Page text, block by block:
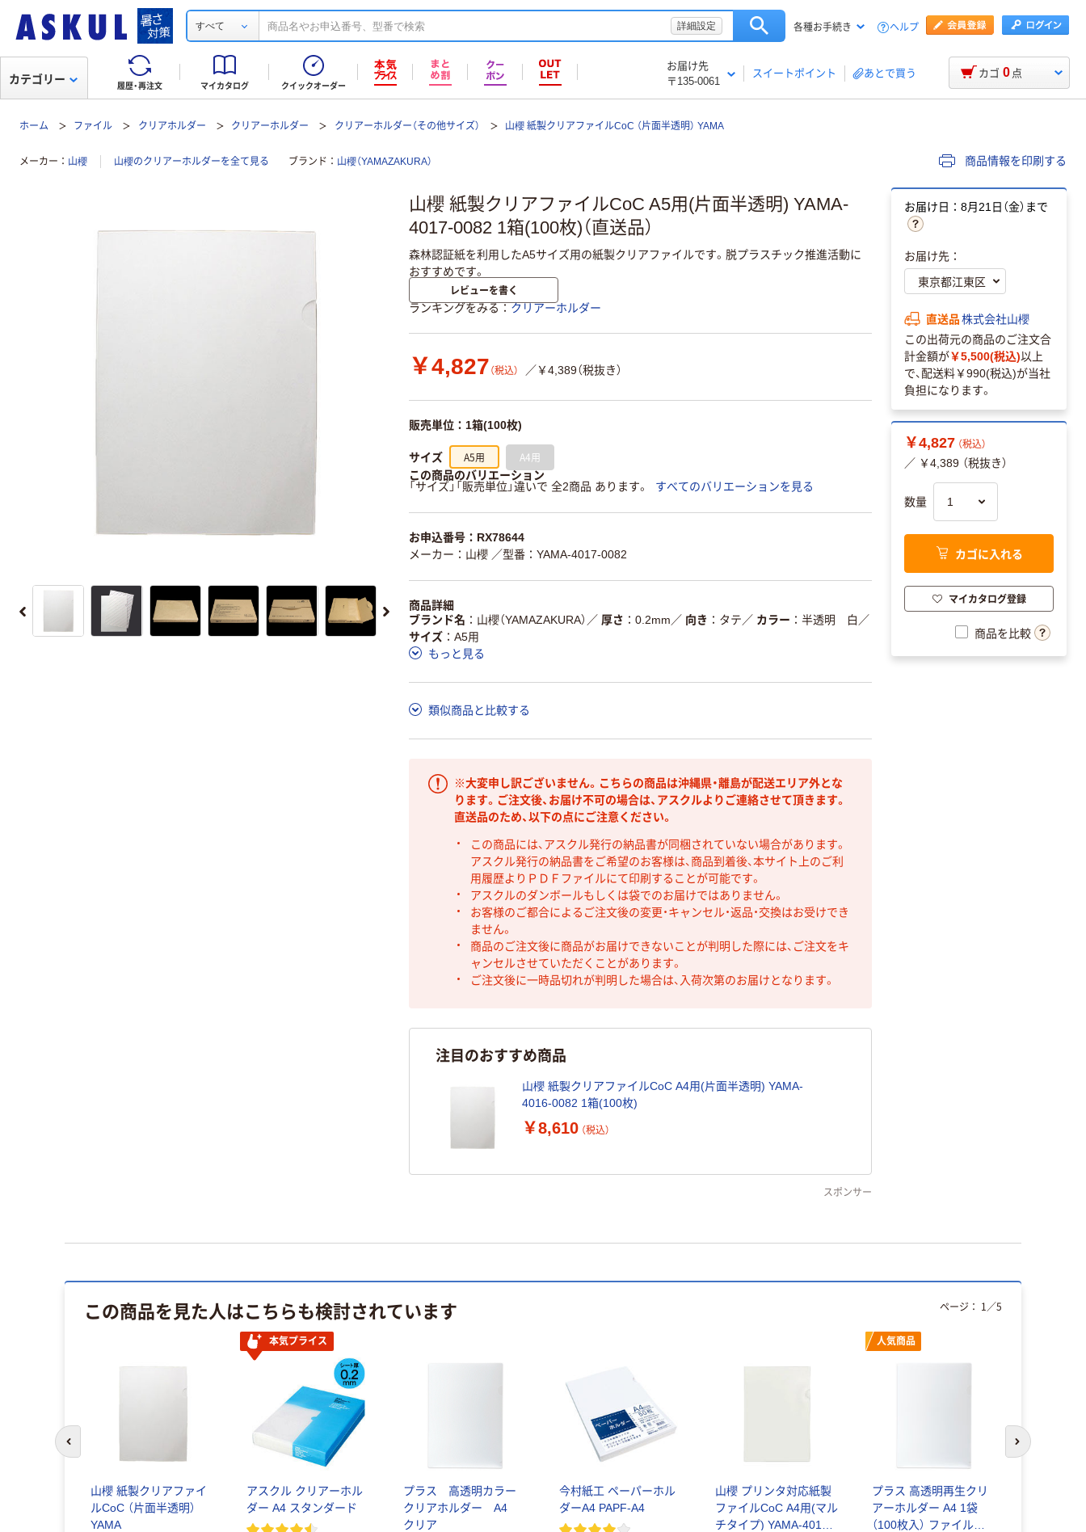
すべて 詳細設定 各種お手続き ヘルプ
履歴・再注文 マイカタログ クイックオーダー
お届け先
〒135-0061
スイートポイント あとで買う
カテゴリー カゴ 0 点
ホーム ファイル クリアホルダー クリアーホルダー クリアーホルダー（その他サイズ） 山櫻 紙製クリアファイルCoC （片面半透明） YAMA
メーカー 山櫻 山櫻のクリアーホルダーを全て見る ブランド 山櫻（YAMAZAKURA） 商品情報を印刷する
山櫻 紙製クリアファイルCoC A5用(片面半透明) YAMA-
4017-0082 1箱(100枚)（直送品）
森林認証紙を利用したA5サイズ用の紙製クリアファイルです。脱プラスチック推進活動に
おすすめです。
レビューを書く
ランキングをみる クリアーホルダー
￥4,827 （税込） ／￥4,389（税抜き）
販売単位：1箱(100枚)
サイズ A5用 A4用
この商品のバリエーション
「サイズ」「販売単位」違いで 全2商品 あります。
すべてのバリエーションを見る
お申込番号：RX78644
メーカー：山櫻 ／型番：YAMA-4017-0082
商品詳細
ブランド名
山櫻（YAMAZAKURA） ／ 厚さ 0.2mm ／ 向き タテ ／ カラー 半透明 白 ／
サイズ
A5用
もっと見る
類似商品と比較する
※大変申し訳ございません。こちらの商品は沖縄県・離島が配送エリア外とな
ります。ご注文後、お届け不可の場合は、アスクルよりご連絡させて頂きます。
直送品のため、以下の点にご注意ください。
この商品には、アスクル発行の納品書が同梱されていない場合があります。
アスクル発行の納品書をご希望のお客様は、商品到着後、本サイト上のご利
用履歴よりＰＤＦファイルにて印刷することが可能です。
アスクルのダンボールもしくは袋でのお届けではありません。
お客様のご都合によるご注文後の変更・キャンセル・返品・交換はお受けでき
ません。
商品のご注文後に商品がお届けできないことが判明した際には、ご注文をキ
ャンセルさせていただくことがあります。
ご注文後に一時品切れが判明した場合は、入荷次第のお届けとなります。
注目のおすすめ商品
山櫻 紙製クリアファイルCoC A4用(片面半透明) YAMA-
4016-0082 1箱(100枚)
￥8,610 （税込）
スポンサー
お届け日：8月21日（金）まで
お届け先：
直送品株式会社山櫻
この出荷元の商品のご注文合
計金額が￥5,500(税込)以上
で、配送料￥990(税込)が当社
負担になります。
￥4,827 （税込）
／ ￥4,389 （税抜き）
数量
カゴに入れる
マイカタログ登録
商品を比較
この商品を見た人はこちらも検討されています
山櫻 紙製クリアファイ
ルCoC （片面半透明）
YAMA
本気プライス
アスクル クリアーホル
ダー A4 スタンダード
プラス 高透明カラー
クリアホルダー A4
クリア
今村紙工 ペーパーホル
ダーA4 PAPF-A4
山櫻 プリンタ対応紙製
ファイルCoC A4用(マル
チタイプ) YAMA-4018-
人気商品
プラス 高透明再生クリ
アーホルダー A4 1袋
（100枚入） ファイル
ページ： 1 ／5
次のスライド